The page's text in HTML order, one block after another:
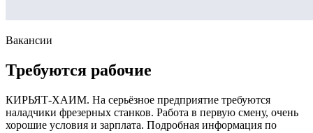
Вакансии
Требуются рабочие
КИРЬЯТ-ХАИМ. На серьёзное предприятие требуются
наладчики фрезерных станков. Работа в первую смену, очень
хорошие условия и зарплата. Подробная информация по